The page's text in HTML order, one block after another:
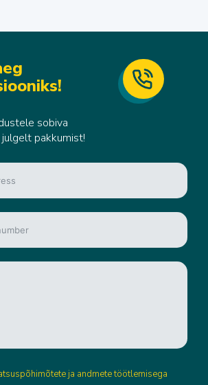
sobiva
pakkumist!
ja andmete töötlemisega